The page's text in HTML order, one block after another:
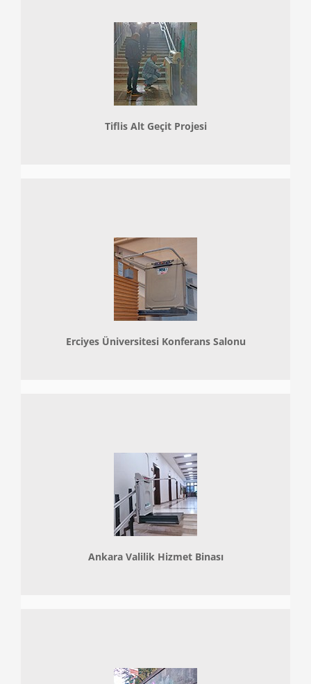
Tiflis Alt Geçit Projesi
Erciyes Üniversitesi Konferans Salonu
Ankara Valilik Hizmet Binası